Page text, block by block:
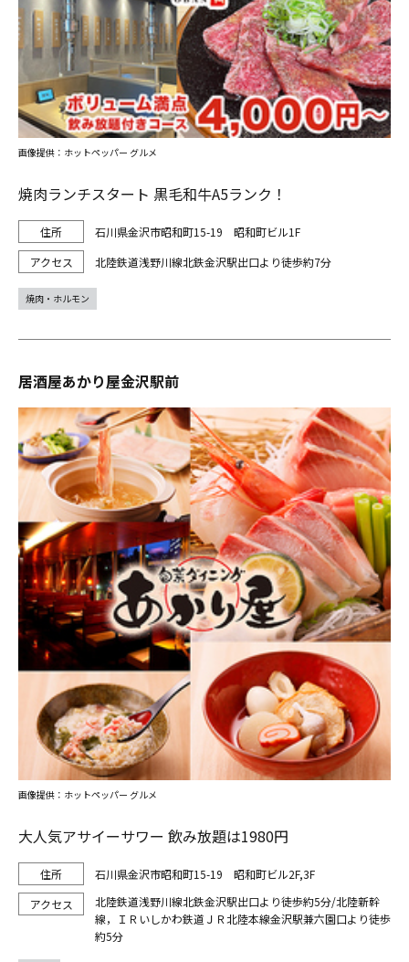
焼肉ランチスタート 黒毛和牛A5ランク！
石川県金沢市昭和町15-19 昭和町ビル1F
北陸鉄道浅野川線北鉄金沢駅出口より徒歩約7分
画像提供：ホットペッパー グルメ
焼肉・ホルモン
居酒屋あかり屋金沢駅前
大人気アサイーサワー 飲み放題は1980円
石川県金沢市昭和町15-19 昭和町ビル2F,3F
北陸鉄道浅野川線北鉄金沢駅出口より徒歩約5分/北陸新幹
線，ＩＲいしかわ鉄道ＪＲ北陸本線金沢駅兼六園口より徒歩
約5分
画像提供：ホットペッパー グルメ